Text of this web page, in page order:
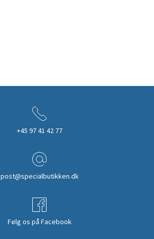
+45 97 41 42 77
post@specialbutikken.dk
Følg os på Facebook